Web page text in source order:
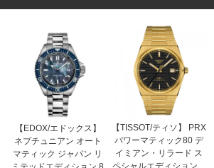
【EDOX/エドックス】
ネプチュニアン オート
マティック ジャパン リ
【TISSOT/ティソ】 PRX
パワーマティック80 デ
イミアン・リラード ス